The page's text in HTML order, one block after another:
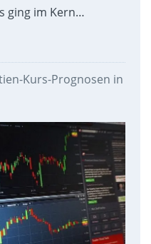
ging im Kern…
Kurs-Prognosen in